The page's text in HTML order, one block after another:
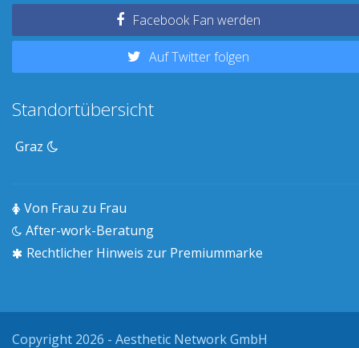
Facebook Fan werden
Auf Twitter folgen
Standortübersicht
Graz
Von Frau zu Frau
After-work-Beratung
Rechtlicher Hinweis zur Premiummarke
Copyright 2026 - Aesthetic Network GmbH